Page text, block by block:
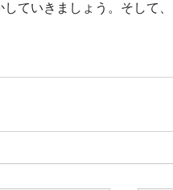
ていきましょう。そして、